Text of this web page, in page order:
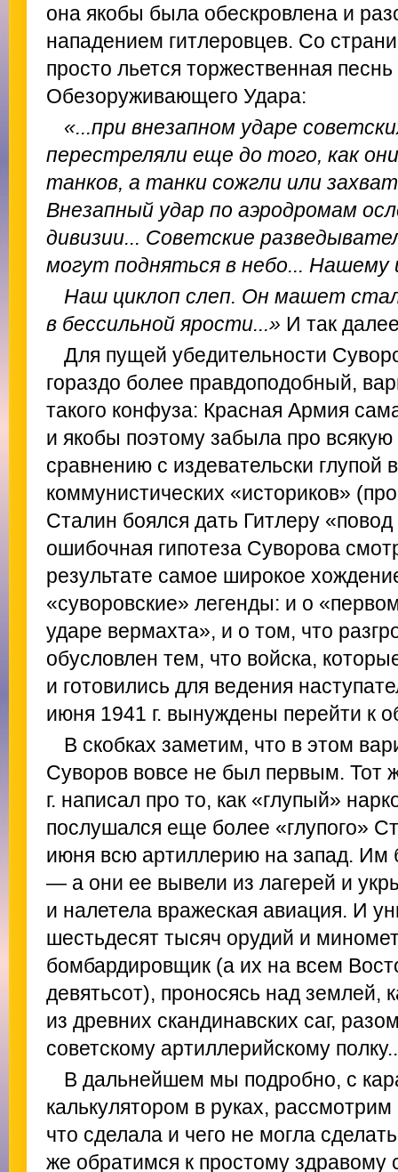
она якобы была обескровлена и
нападением гитлеровцев. Со
просто льется торжественная
Обезоруживающего Удара:
«...при внезапном ударе
перестреляли еще до того, как
танков, а танки сожгли или
Внезапный удар по аэродромам
дивизии... Советские
могут подняться в небо... Нашему
Наш циклоп слеп. Он машет
в бессильной ярости...» И так
Для пущей убедительности
гораздо более правдоподобный,
такого конфуза: Красная Армия
и якобы поэтому забыла про
сравнению с издевательски глупой
коммунистических «историков»
Сталин боялся дать Гитлеру
ошибочная гипотеза Суворова
результате самое широкое
«суворовские» легенды: и о
ударе вермахта», и о том, что
обусловлен тем, что войска,
и готовились для ведения
июня 1941 г. вынуждены перейти к
В скобках заметим, что в этом
Суворов вовсе не был первым. Тот
г. написал про то, как «глупый»
послушался еще более «глупого»
июня всю артиллерию на запад. Им
— а они ее вывели из лагерей и
и налетела вражеская авиация. И
шестьдесят тысяч орудий и
бомбардировщик (а их на всем
девятьсот), проносясь над землей,
из древних скандинавских саг,
советскому артиллерийскому
В дальнейшем мы подробно, с
калькулятором в руках,
что сделала и чего не могла
же обратимся к простому